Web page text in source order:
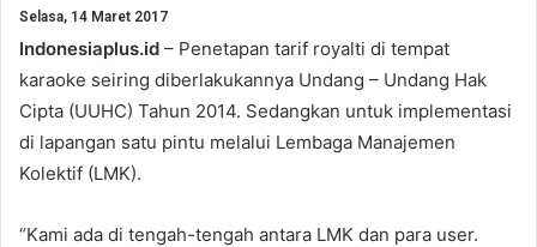
Selasa, 14 Maret 2017
Indonesiaplus.id – Penetapan tarif royalti di tempat
karaoke seiring diberlakukannya Undang – Undang Hak
Cipta (UUHC) Tahun 2014. Sedangkan untuk implementasi
di lapangan satu pintu melalui Lembaga Manajemen
Kolektif (LMK).
“Kami ada di tengah-tengah antara LMK dan para user.